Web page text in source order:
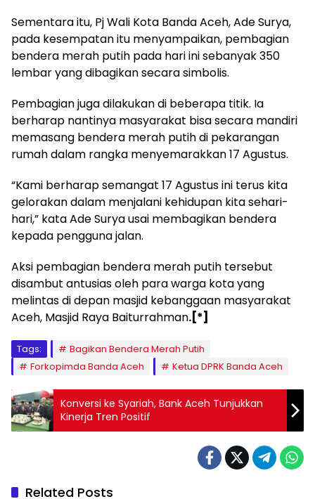
Sementara itu, Pj Wali Kota Banda Aceh, Ade Surya,
pada kesempatan itu menyampaikan, pembagian
bendera merah putih pada hari ini sebanyak 350
lembar yang dibagikan secara simbolis.
Pembagian juga dilakukan di beberapa titik. Ia
berharap nantinya masyarakat bisa secara mandiri
memasang bendera merah putih di pekarangan
rumah dalam rangka menyemarakkan 17 Agustus.
“Kami berharap semangat 17 Agustus ini terus kita
gelorakan dalam menjalani kehidupan kita sehari-
hari,” kata Ade Surya usai membagikan bendera
kepada pengguna jalan.
Aksi pembagian bendera merah putih tersebut
disambut antusias oleh para warga kota yang
melintas di depan masjid kebanggaan masyarakat
Aceh, Masjid Raya Baiturrahman.[*]
Tags:
Bagikan Bendera Merah Putih
Forkopimda Banda Aceh
Ketua DPRK Banda Aceh
Konversi ke Syariah, Bank Aceh Tunjukkan
Kinerja Tren Positif
Related Posts